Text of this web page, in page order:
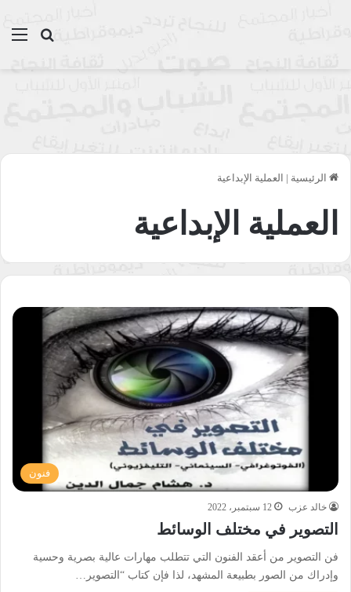
بحث
الرئيسية | العملية الإبداعية
العملية الإبداعية
فنون
خالد عزب 12 سبتمبر، 2022
التصوير في مختلف الوسائط
فن التصوير من أعقد الفنون التي تتطلب مهارات عالية بصرية وحسية
وإدراك من الصور بطبيعة المشهد، لذا فإن كتاب “التصوير…